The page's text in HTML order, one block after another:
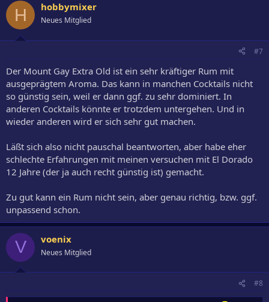
H hobbymixer
Neues Mitglied
#7
Der Mount Gay Extra Old ist ein sehr kräftiger Rum mit
ausgeprägtem Aroma. Das kann in manchen Cocktails nicht
so günstig sein, weil er dann ggf. zu sehr dominiert. In
anderen Cocktails könnte er trotzdem untergehen. Und in
wieder anderen wird er sich sehr gut machen.
Läßt sich also nicht pauschal beantworten, aber habe eher
schlechte Erfahrungen mit meinen versuchen mit El Dorado
12 Jahre (der ja auch recht günstig ist) gemacht.
Zu gut kann ein Rum nicht sein, aber genau richtig, bzw. ggf.
unpassend schon.
V voenix
Neues Mitglied
#8